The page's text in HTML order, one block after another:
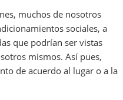
muchos de nosotros
sociales, a
que podrían ser vistas
mismos. Así pues,
de acuerdo al lugar o a la